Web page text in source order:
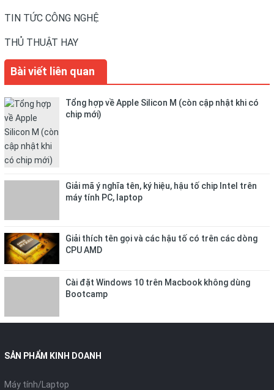
TIN TỨC CÔNG NGHỆ
THỦ THUẬT HAY
Bài viết liên quan
Tổng hợp về Apple Silicon M (còn cập nhật khi có
chip mới)
Giải mã ý nghĩa tên, ký hiệu, hậu tố chip Intel trên
máy tính PC, laptop
Giải thích tên gọi và các hậu tố có trên các dòng
CPU AMD
Cài đặt Windows 10 trên Macbook không dùng
Bootcamp
SẢN PHẨM KINH DOANH
Máy tính/Laptop